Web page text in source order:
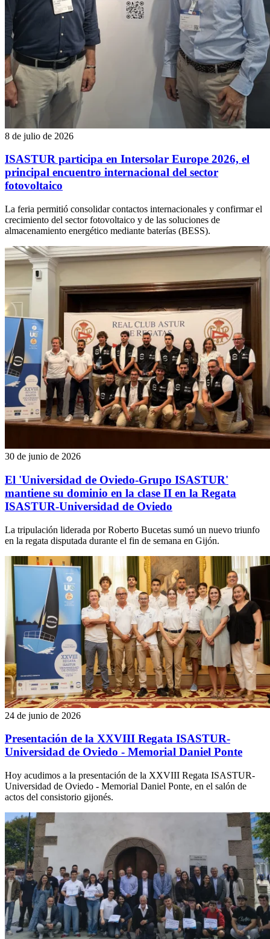
8 de julio de 2026
ISASTUR participa en Intersolar Europe 2026, el
principal encuentro internacional del sector
fotovoltaico
La feria permitió consolidar contactos internacionales y confirmar el
crecimiento del sector fotovoltaico y de las soluciones de
almacenamiento energético mediante baterías (BESS).
30 de junio de 2026
El 'Universidad de Oviedo-Grupo ISASTUR'
mantiene su dominio en la clase II en la Regata
ISASTUR-Universidad de Oviedo
La tripulación liderada por Roberto Bucetas sumó un nuevo triunfo
en la regata disputada durante el fin de semana en Gijón.
24 de junio de 2026
Presentación de la XXVIII Regata ISASTUR-
Universidad de Oviedo - Memorial Daniel Ponte
Hoy acudimos a la presentación de la XXVIII Regata ISASTUR-
Universidad de Oviedo - Memorial Daniel Ponte, en el salón de
actos del consistorio gijonés.